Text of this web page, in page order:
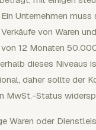
Unternehmen
von Waren
von 12 Monaten
dieses Niveaus
daher sollte der
MwSt.-Status
Waren oder